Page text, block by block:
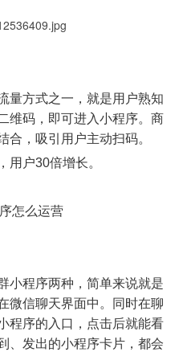
量方式之一，就是用户熟知
维码，即可进入小程序。商
合，吸引用户主动扫码。
用户30倍增长。
小程序两种，简单来说就是
微信聊天界面中。同时在聊
程序的入口，点击后就能看
、发出的小程序卡片，都会